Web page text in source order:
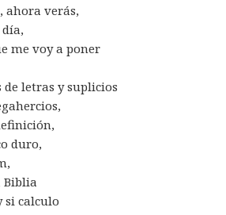
ahora verás,
me voy a poner
letras y suplicios
duro,
Biblia
si calculo